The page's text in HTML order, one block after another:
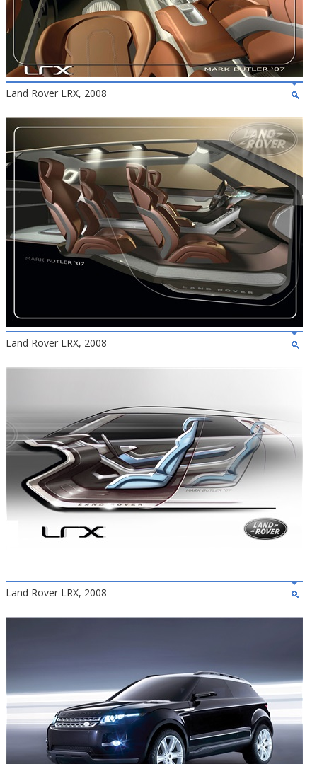
Land Rover LRX, 2008
Land Rover LRX, 2008
Land Rover LRX, 2008